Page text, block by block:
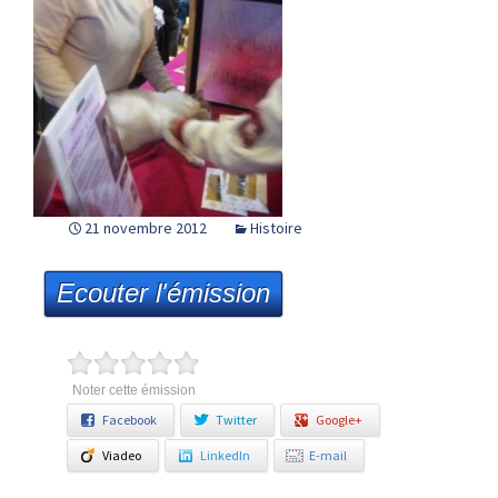
21 novembre 2012 Histoire
Ecouter l'émission
Noter cette émission
Facebook Twitter Google+
Viadeo LinkedIn E-mail